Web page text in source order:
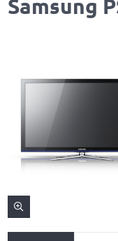
Samsung